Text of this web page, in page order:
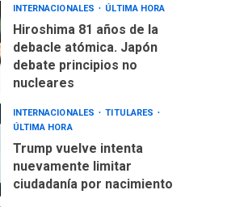
INTERNACIONALES ÚLTIMA HORA
Hiroshima 81 años de la
debacle atómica. Japón
debate principios no
nucleares
INTERNACIONALES
TITULARES
ÚLTIMA HORA
Trump vuelve intenta
nuevamente limitar
ciudadanía por nacimiento